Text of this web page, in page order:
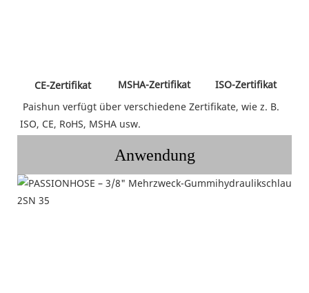
CE-Zertifikat MSHA-Zertifikat
ISO-Zertifikat
ISO, CE, RoHS, MSHA usw.
Anwendung